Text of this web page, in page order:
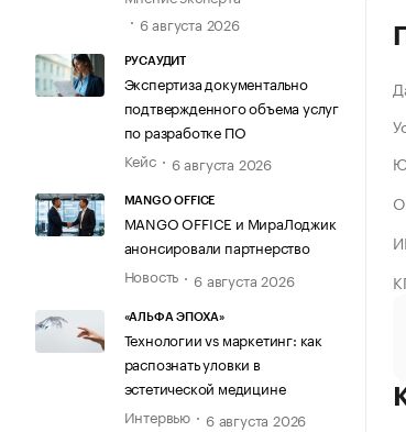
6 августа 2026
РУСАУДИТ
Экспертиза документально
подтвержденного объема услуг
по разработке ПО
Кейс
6 августа 2026
MANGO OFFICE
MANGO OFFICE и МираЛоджик
анонсировали партнерство
Новость
6 августа 2026
«АЛЬФА ЭПОХА»
Технологии vs маркетинг: как
распознать уловки в
эстетической медицине
Интервью
6 августа 2026